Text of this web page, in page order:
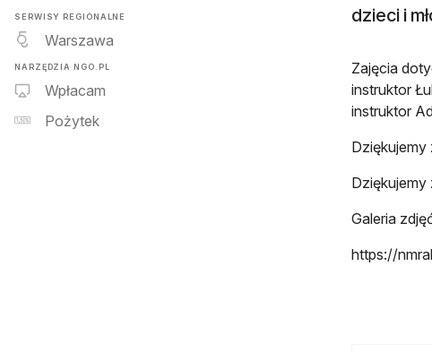
SERWISY REGIONALNE
Warszawa
NARZĘDZIA NGO.PL
Wpłacam
Pożytek
dzieci i
Zajęcia
instruktor
instruktor
Dziękujemy
Galeria
https://